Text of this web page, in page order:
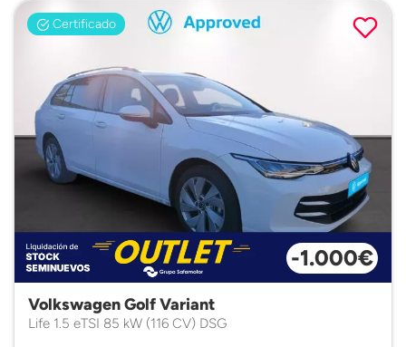
Certificado
-1.000€
Volkswagen Golf Variant
Life 1.5 eTSI 85 kW (116 CV) DSG